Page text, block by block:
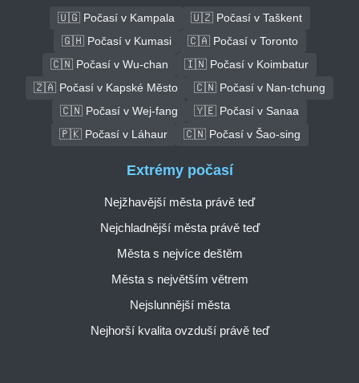
🇺🇬 Počasí v Kampala
🇺🇿 Počasí v Taškent
🇬🇭 Počasí v Kumasi
🇨🇦 Počasí v Toronto
🇨🇳 Počasí v Wu-chan
🇮🇳 Počasí v Koimbatur
🇿🇦 Počasí v Kapské Město
🇨🇳 Počasí v Nan-tchung
🇨🇳 Počasí v Wej-fang
🇾🇪 Počasí v Sanaa
🇵🇰 Počasí v Láhaur
🇨🇳 Počasí v Šao-sing
Extrémy počasí
Nejžhavější města právě teď
Nejchladnější města právě teď
Města s nejvíce deštěm
Města s největším větrem
Nejslunnější města
Nejhorší kvalita ovzduší právě teď